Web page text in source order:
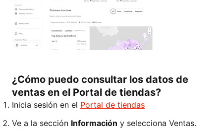
¿Cómo puedo consultar los datos de
ventas en el Portal de tiendas?
Inicia sesión en el Portal de tiendas
Ve a la sección Información y selecciona Ventas.